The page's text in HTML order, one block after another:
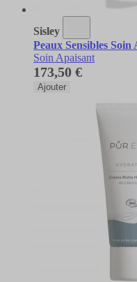
Sisley
Peaux Sensibles Soin
Soin Apaisant
173,50 €
Ajouter